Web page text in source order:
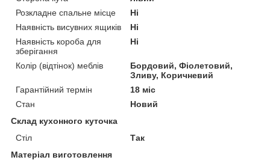
Розкладне спальне місце
Ні
Наявність висувних ящиків
Ні
Наявність короба для
зберігання
Ні
Колір (відтінок) меблів
Бордовий, Фіолетовий,
Зливу, Коричневий
Гарантійний термін
18 міс
Стан
Новий
Склад кухонного куточка
Стіл
Так
Матеріал виготовлення